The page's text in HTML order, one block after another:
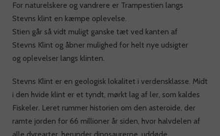
For naturelskere og vandrere er Trampestien langs
Stevns klint en kæmpe oplevelse.
Stien går så vidt muligt ganske tæt ved kanten af
Stevns Klint og åbner mulighed for helt nye udsigter
og oplevelser langs klinten.
Stevns Klint er en geologisk lokalitet i verdensklasse. Midt
i den hvide klint er et tyndt, mørkt lag af ler, som kaldes
Fiskeler. Leret rummer historien om den asteroide, der
ramte jorden for 66 millioner år siden, hvor halvdelen af